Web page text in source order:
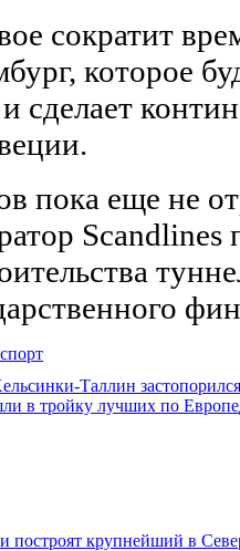
сократит
которое
сделает
пока еще не
Scandlines
построят крупнейший в